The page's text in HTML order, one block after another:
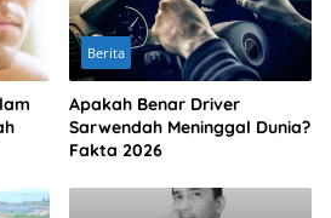
Berita
Apakah Benar Driver
Sarwendah Meninggal Dunia?
Fakta 2026